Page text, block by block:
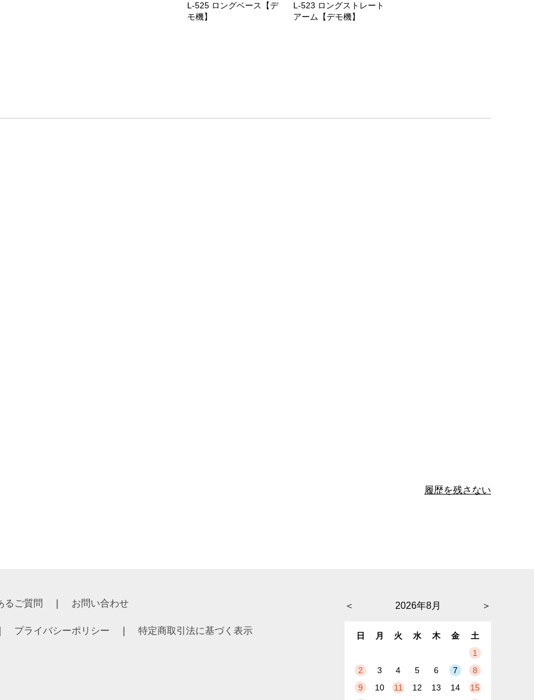
L-525 ロングベース【デ
モ機】
L-523 ロングストレート
アーム【デモ機】
履歴を残さない
るご質問 お問い合わせ
プライバシーポリシー 特定商取引法に基づく表示
＜ ＞
2026年8月
日 月 火 水 木 金
土
1
2
3 4 5 6 7
8
9
10 11 12 13 14 15